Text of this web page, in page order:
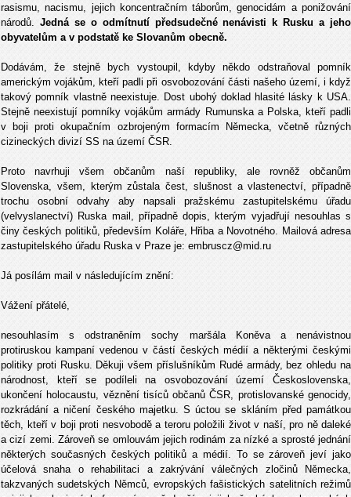
rasismu, nacismu, jejich koncentračním táborům, genocidám a ponižování
národů. Jedná se o odmítnutí předsudečné nenávisti k Rusku a jeho
obyvatelům a v podstatě ke Slovanům obecně.
Dodávám, že stejně bych vystoupil, kdyby někdo odstraňoval pomník
americkým vojákům, kteří padli při osvobozování části našeho území, i když
takový pomník vlastně neexistuje. Dost ubohý doklad hlasité lásky k USA.
Stejně neexistují pomníky vojákům armády Rumunska a Polska, kteří padli
v boji proti okupačním ozbrojeným formacím Německa, včetně různých
cizineckých divizí SS na území ČSR.
Proto navrhuji všem občanům naší republiky, ale rovněž občanům
Slovenska, všem, kterým zůstala čest, slušnost a vlastenectví, případně
trochu osobní odvahy aby napsali pražskému zastupitelskému úřadu
(velvyslanectví) Ruska mail, případně dopis, kterým vyjadřují nesouhlas s
činy českých politiků, především Koláře, Hřiba a Novotného. Mailová adresa
zastupitelského úřadu Ruska v Praze je: embruscz@mid.ru
Já posílám mail v následujícím znění:
Vážení přátelé,
nesouhlasím s odstraněním sochy maršála Koněva a nenávistnou
protiruskou kampaní vedenou v částí českých médií a některými českými
politiky proti Rusku. Děkuji všem příslušníkům Rudé armády, bez ohledu na
národnost, kteří se podíleli na osvobozování území Československa,
ukončení holocaustu, věznění tisíců občanů ČSR, protislovanské genocidy,
rozkrádání a ničení českého majetku. S úctou se skláním před památkou
těch, kteří v boji proti nesvobodě a teroru položili život v naší, pro ně daleké
a cizí zemi. Zároveň se omlouvám jejich rodinám za nízké a sprosté jednání
některých současných českých politiků a médií. To se zároveň jeví jako
účelová snaha o rehabilitaci a zakrývání válečných zločinů Německa,
takzvaných sudetských Němců, evropských fašistických satelitních režimů